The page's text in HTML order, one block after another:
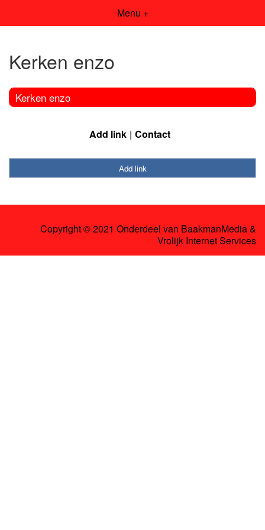
Menu +
Kerken enzo
Kerken enzo
Add link Contact
Add link
Copyright © 2021 Onderdeel van BaakmanMedia&
Vrolijk Internet Services